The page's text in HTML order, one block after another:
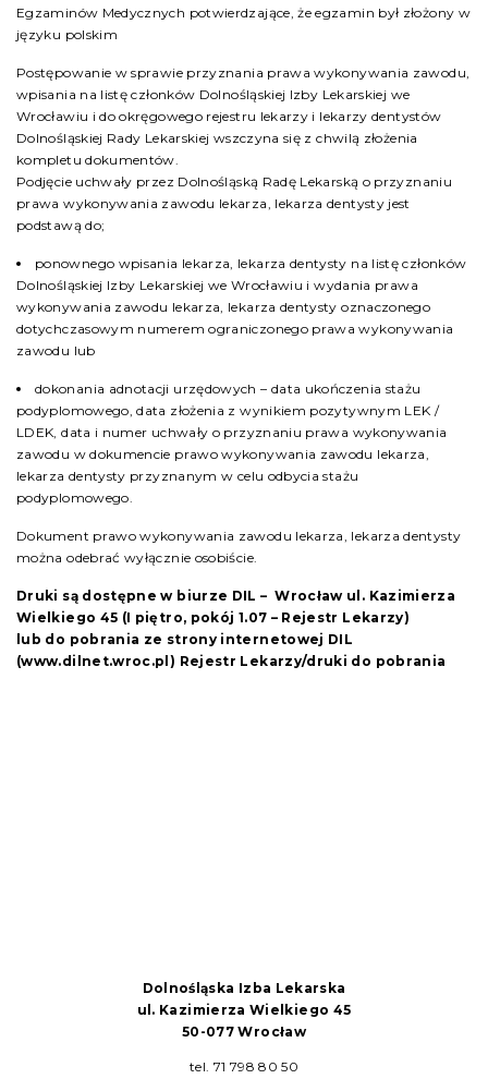
Egzaminów Medycznych potwierdzające, że egzamin był złożony w
języku polskim
Postępowanie w sprawie przyznania prawa wykonywania zawodu,
wpisania na listę członków Dolnośląskiej Izby Lekarskiej we
Wrocławiu i do okręgowego rejestru lekarzy i lekarzy dentystów
Dolnośląskiej Rady Lekarskiej wszczyna się z chwilą złożenia
kompletu dokumentów.
Podjęcie uchwały przez Dolnośląską Radę Lekarską o przyznaniu
prawa wykonywania zawodu lekarza, lekarza dentysty jest
podstawą do;
ponownego wpisania lekarza, lekarza dentysty na listę członków
Dolnośląskiej Izby Lekarskiej we Wrocławiu i wydania prawa
wykonywania zawodu lekarza, lekarza dentysty oznaczonego
dotychczasowym numerem ograniczonego prawa wykonywania
zawodu lub
dokonania adnotacji urzędowych – data ukończenia stażu
podyplomowego, data złożenia z wynikiem pozytywnym LEK /
LDEK, data i numer uchwały o przyznaniu prawa wykonywania
zawodu w dokumencie prawo wykonywania zawodu lekarza,
lekarza dentysty przyznanym w celu odbycia stażu
podyplomowego.
Dokument prawo wykonywania zawodu lekarza, lekarza dentysty
można odebrać wyłącznie osobiście.
Druki są dostępne w biurze DIL – Wrocław ul. Kazimierza
Wielkiego 45 (I piętro, pokój 1.07 – Rejestr Lekarzy)
lub do pobrania ze strony internetowej DIL
(www.dilnet.wroc.pl) Rejestr Lekarzy/druki do pobrania
Dolnośląska Izba Lekarska
ul. Kazimierza Wielkiego 45
50-077 Wrocław
tel. 71 798 80 50